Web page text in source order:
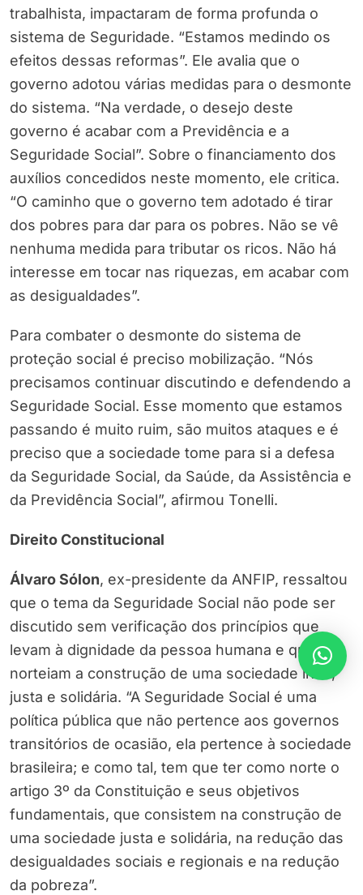
trabalhista, impactaram de forma profunda o
sistema de Seguridade. “Estamos medindo os
efeitos dessas reformas”. Ele avalia que o
governo adotou várias medidas para o desmonte
do sistema. “Na verdade, o desejo deste
governo é acabar com a Previdência e a
Seguridade Social”. Sobre o financiamento dos
auxílios concedidos neste momento, ele critica.
“O caminho que o governo tem adotado é tirar
dos pobres para dar para os pobres. Não se vê
nenhuma medida para tributar os ricos. Não há
interesse em tocar nas riquezas, em acabar com
as desigualdades”.
Para combater o desmonte do sistema de
proteção social é preciso mobilização. “Nós
precisamos continuar discutindo e defendendo a
Seguridade Social. Esse momento que estamos
passando é muito ruim, são muitos ataques e é
preciso que a sociedade tome para si a defesa
da Seguridade Social, da Saúde, da Assistência e
da Previdência Social”, afirmou Tonelli.
Direito Constitucional
Álvaro Sólon, ex-presidente da ANFIP, ressaltou
que o tema da Seguridade Social não pode ser
discutido sem verificação dos princípios que
levam à dignidade da pessoa humana e que
norteiam a construção de uma sociedade livre,
justa e solidária. “A Seguridade Social é uma
política pública que não pertence aos governos
transitórios de ocasião, ela pertence à sociedade
brasileira; e como tal, tem que ter como norte o
artigo 3º da Constituição e seus objetivos
fundamentais, que consistem na construção de
uma sociedade justa e solidária, na redução das
desigualdades sociais e regionais e na redução
da pobreza”.